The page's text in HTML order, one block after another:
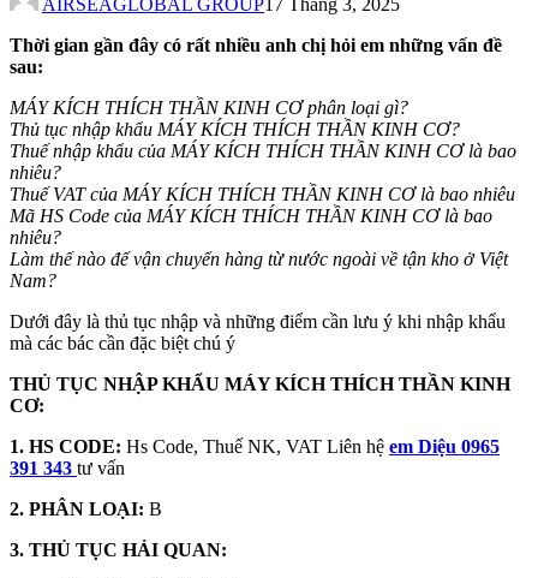
Thời gian gần đây có rất nhiều anh chị hỏi em những vấn đề
sau:
MÁY KÍCH THÍCH THẦN KINH CƠ phân loại gì?
Thủ tục nhập khẩu MÁY KÍCH THÍCH THẦN KINH CƠ?
Thuế nhập khẩu của MÁY KÍCH THÍCH THẦN KINH CƠ là bao
nhiêu?
Thuế VAT của MÁY KÍCH THÍCH THẦN KINH CƠ là bao nhiêu
Mã HS Code của MÁY KÍCH THÍCH THẦN KINH CƠ là bao
nhiêu?
Làm thế nào để vận chuyển hàng từ nước ngoài về tận kho ở Việt
Nam?
Dưới đây là thủ tục nhập và những điểm cần lưu ý khi nhập khẩu
mà các bác cần đặc biệt chú ý
THỦ TỤC NHẬP KHẨU MÁY KÍCH THÍCH THẦN KINH
CƠ:
1. HS CODE: Hs Code, Thuế NK, VAT Liên hệ em Diệu 0965
391 343 tư vấn
2. PHÂN LOẠI: B
3. THỦ TỤC HẢI QUAN: